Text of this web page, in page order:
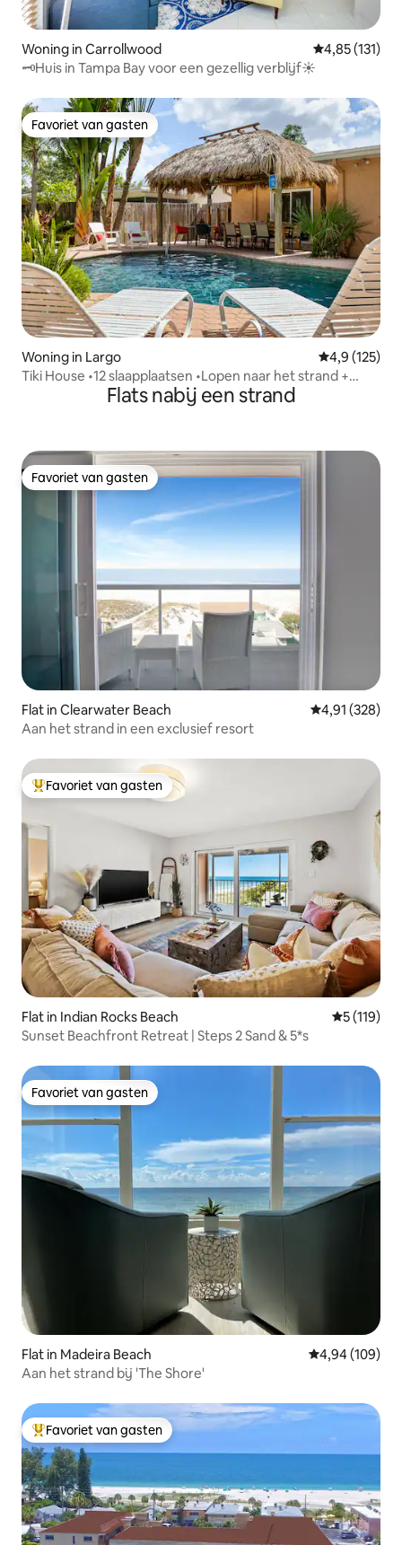
Woning in Carrollwood Gemiddelde
4,85 (131)
🗝Huis in Tampa Bay voor een gezellig verblijf☀️
Favoriet van gasten
Favoriet van gasten
Woning in Largo Gemiddelde
4,9 (125)
Tiki House •12 slaapplaatsen •Lopen naar het strand +
Verwarmd zwembadFlats nabij een strand
Favoriet van gasten
Favoriet van gasten
Flat in Clearwater Beach Gemiddelde
4,91 (328)
Aan het strand in een exclusief resort
Topfavoriet van gasten
Favoriet van gasten
Flat in Indian Rocks Beach
5 (119)
Sunset Beachfront Retreat | Steps 2 Sand & 5*s
Favoriet van gasten
Favoriet van gasten
Flat in Madeira Beach Gemiddelde
4,94 (109)
Aan het strand bij 'The Shore'
Topfavoriet van gasten
Favoriet van gasten